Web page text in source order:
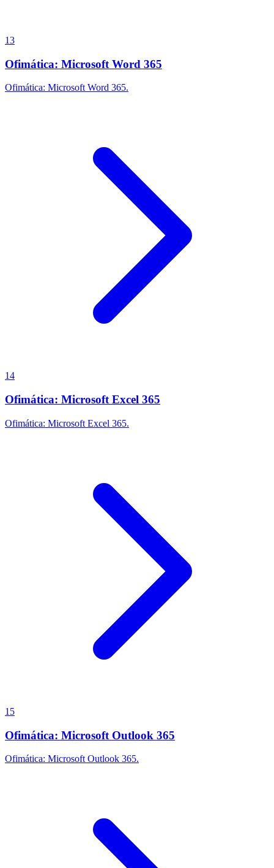
13
Ofimática: Microsoft Word 365
Ofimática: Microsoft Word 365.
14
Ofimática: Microsoft Excel 365
Ofimática: Microsoft Excel 365.
15
Ofimática: Microsoft Outlook 365
Ofimática: Microsoft Outlook 365.